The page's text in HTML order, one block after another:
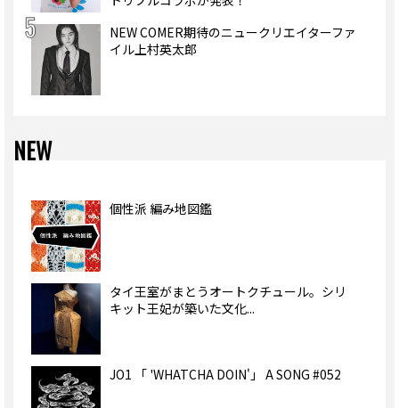
NEW COMER期待のニュークリエイターファ
イル上村英太郎
NEW
個性派 編み地図鑑
タイ王室がまとうオートクチュール。シリ
キット王妃が築いた文化...
JO1 「 'WHATCHA DOIN'」 A SONG #052